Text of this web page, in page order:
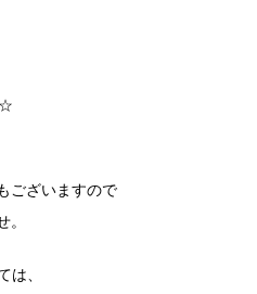
ございますので
。
は、